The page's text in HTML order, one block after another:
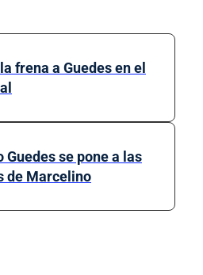
frena a Guedes en el
Guedes se pone a las
de Marcelino